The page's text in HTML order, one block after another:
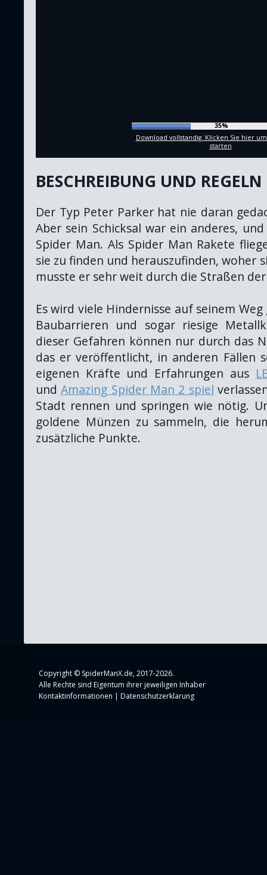
38%
Download vollstandig. Klicken Sie hier
starten
BESCHREIBUNG UND REGELN
Der Typ Peter Parker hat nie daran
Aber sein Schicksal war ein anderes,
Spider Man. Als Spider Man Rakete
sie zu finden und herauszufinden, woher
musste er sehr weit durch die Straßen
Es wird viele Hindernisse auf seinem
Baubarrieren und sogar riesige
dieser Gefahren können nur durch das
das er veröffentlicht, in anderen Fällen
eigenen Kräfte und Erfahrungen aus
undAmazing Spider Man 2 spiel
Stadt rennen und springen wie nötig.
goldene Münzen zu sammeln, die
zusätzliche Punkte.
Copyright © SpiderManX.de, 2017-2026.
Alle Rechte sind Eigentum ihrer jeweiligen Inhaber
Kontaktinformationen | Datenschutzerklarung